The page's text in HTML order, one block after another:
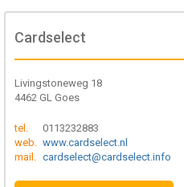
Cardselect
Livingstoneweg 18
4462 GL Goes
tel.
0113232883
web.
www.cardselect.nl
mail.
cardselect@cardselect.info